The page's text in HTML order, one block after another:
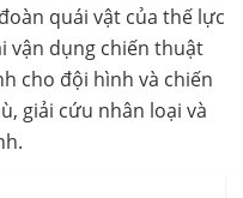
quái vật của thế lực
vận dụng chiến thuật
cho đội hình và chiến
giải cứu nhân loại và